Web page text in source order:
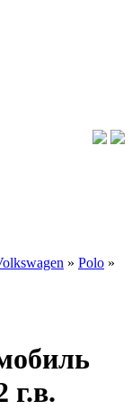
» Polo »
г.в.